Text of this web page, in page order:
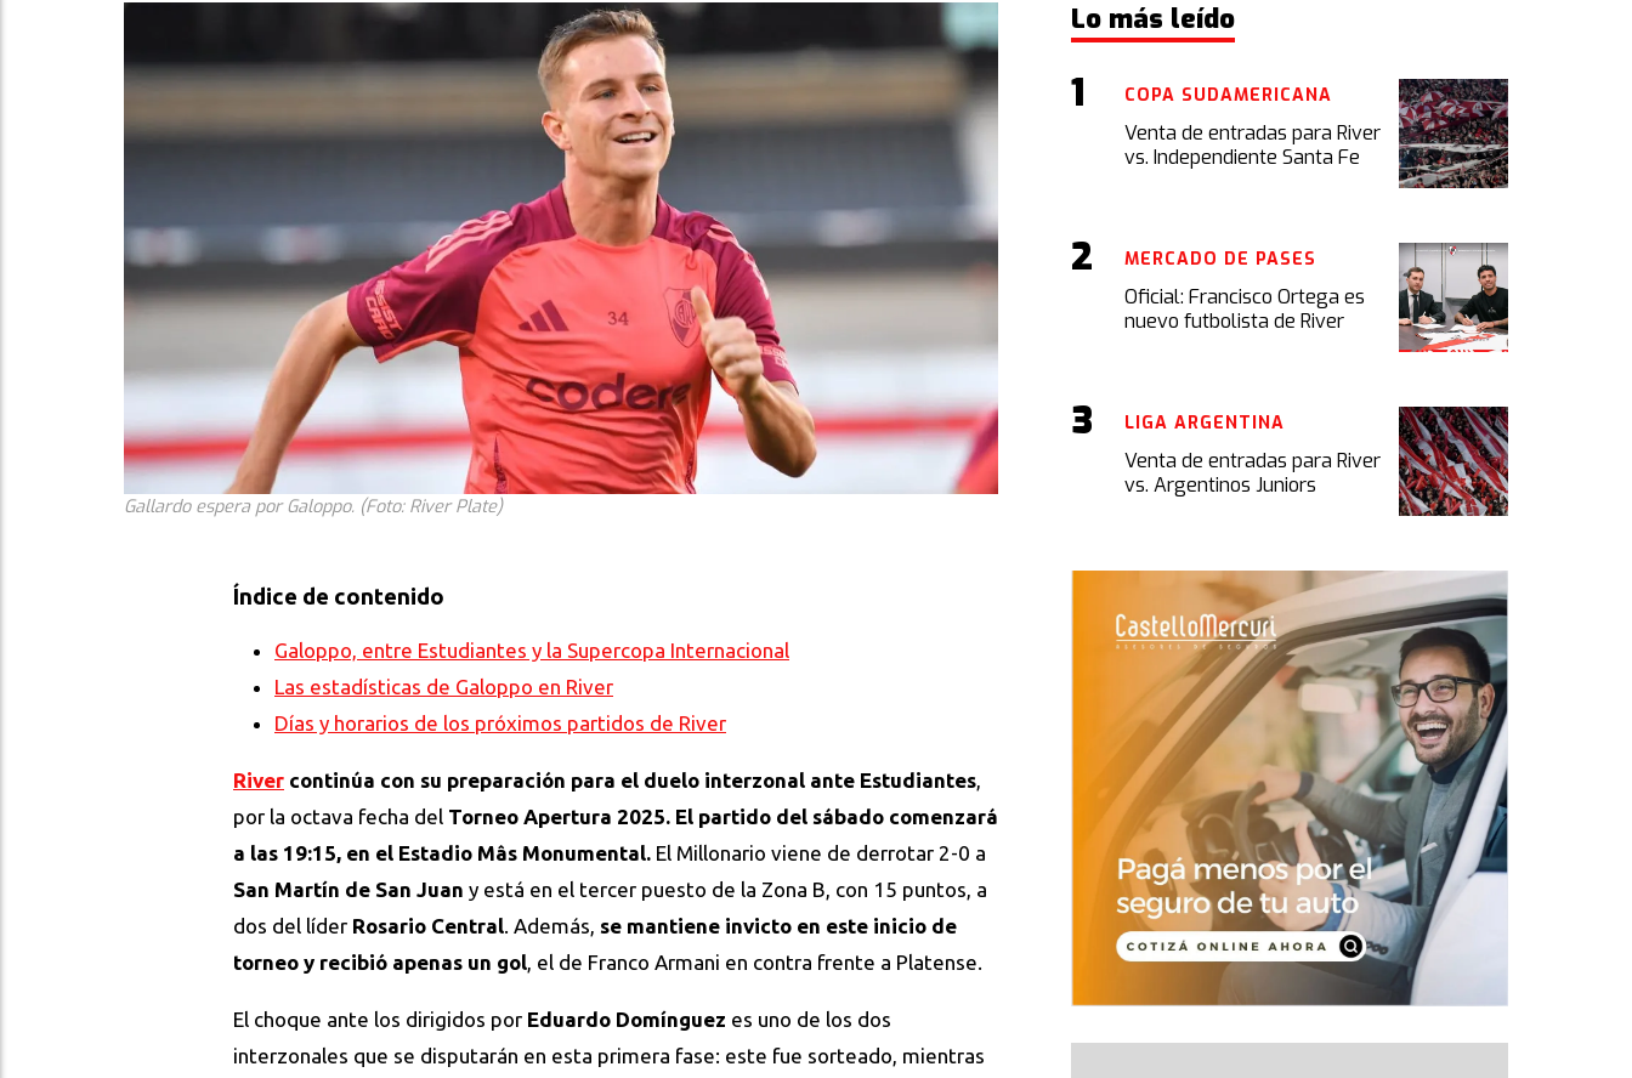
Gallardo espera por Galoppo. (Foto: River Plate)
Índice de contenido
Galoppo, entre Estudiantes y la Supercopa Internacional
Las estadísticas de Galoppo en River
Días y horarios de los próximos partidos de River
River continúa con su preparación para el duelo interzonal ante Estudiantes,
por la octava fecha del Torneo Apertura 2025. El partido del sábado comenzará
a las 19:15, en el Estadio Mâs Monumental. El Millonario viene de derrotar 2-0 a
San Martín de San Juan y está en el tercer puesto de la Zona B, con 15 puntos, a
dos del líder Rosario Central. Además, se mantiene invicto en este inicio de
torneo y recibió apenas un gol, el de Franco Armani en contra frente a Platense.
El choque ante los dirigidos por Eduardo Domínguez es uno de los dos
interzonales que se disputarán en esta primera fase: este fue sorteado, mientras
Lo más leído
Venta de entradas para River
vs. Independiente Santa Fe
COPA SUDAMERICANA
Oficial: Francisco Ortega es
nuevo futbolista de River
MERCADO DE PASES
Venta de entradas para River
vs. Argentinos Juniors
LIGA ARGENTINA